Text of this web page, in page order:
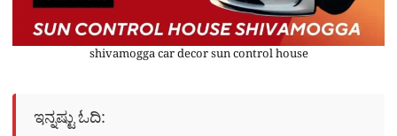
shivamogga car decor sun control house
ಇನ್ನಷ್ಟು ಓದಿ: